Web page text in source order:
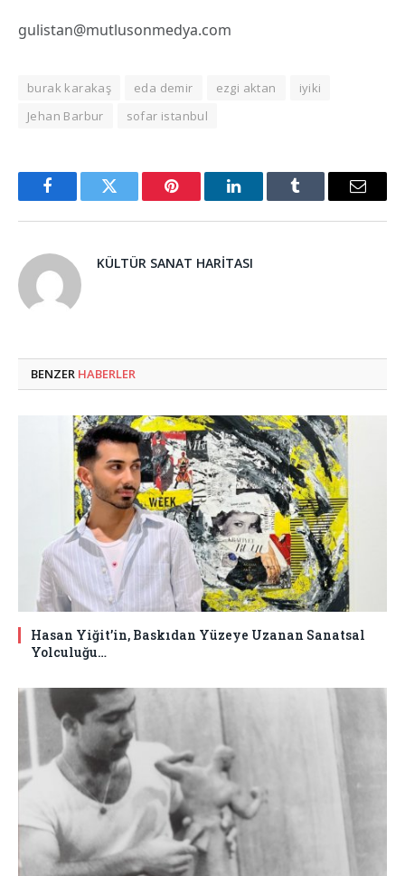
gulistan@mutlusonmedya.com
burak karakaş eda demir ezgi aktan
iyiki
Jehan Barbur
sofar istanbul
FacebookTwitter Pinterest LinkedInTumblr Email
KÜLTÜR SANAT HARITASI
BENZER HABERLER
Hasan Yiğit’in, Baskıdan Yüzeye Uzanan Sanatsal
Yolculuğu…